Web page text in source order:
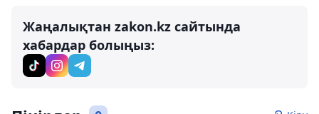
Жаңалықтан zakon.kz сайтында
хабардар болыңыз: